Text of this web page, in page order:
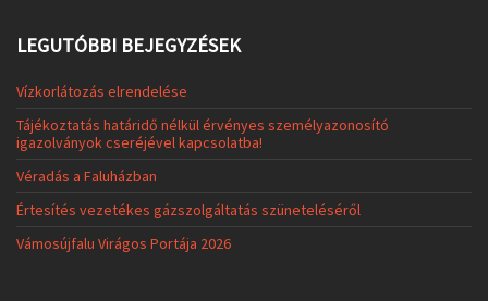
LEGUTÓBBI BEJEGYZÉSEK
Vízkorlátozás elrendelése
Tájékoztatás határidő nélkül érvényes személyazonosító
igazolványok cseréjével kapcsolatba!
Véradás a Faluházban
Értesítés vezetékes gázszolgáltatás szüneteléséről
Vámosújfalu Virágos Portája 2026